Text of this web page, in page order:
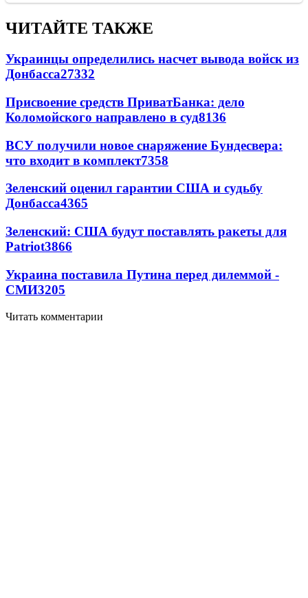
ЧИТАЙТЕ ТАКЖЕ
Украинцы определились насчет вывода войск из
Донбасса27332
Присвоение средств ПриватБанка: дело
Коломойского направлено в суд8136
ВСУ получили новое снаряжение Бундесвера:
что входит в комплект7358
Зеленский оценил гарантии США и судьбу
Донбасса4365
Зеленский: США будут поставлять ракеты для
Patriot3866
Украина поставила Путина перед дилеммой -
СМИ3205
Читать комментарии